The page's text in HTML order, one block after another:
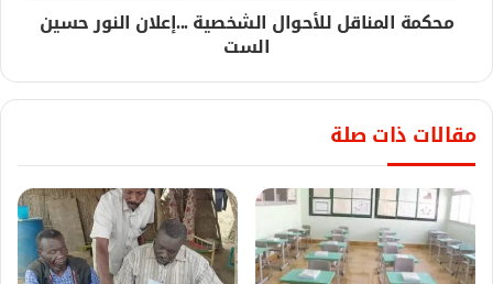
محكمة المناقل للأحوال الشخصية ...إعلان النور حسين
الست
مقالات ذات صلة